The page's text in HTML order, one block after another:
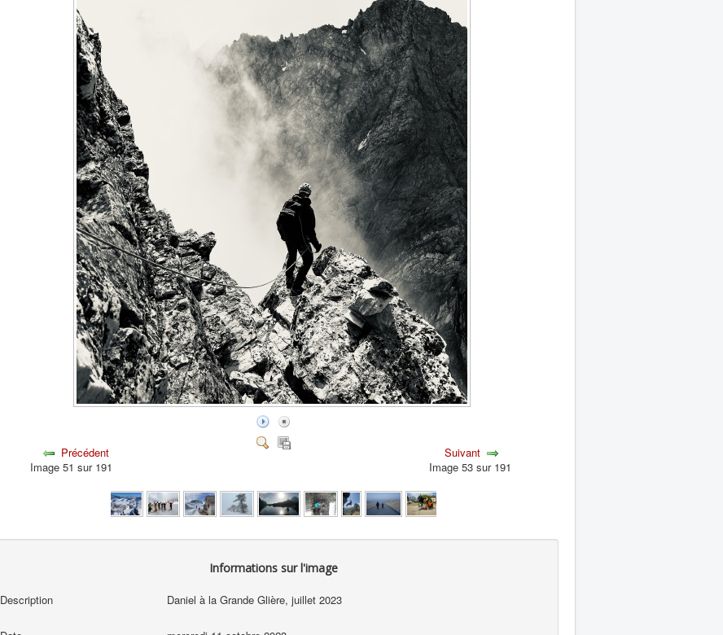
Précédent
Image 51 sur 191
Suivant
Image 53 sur 191
Informations sur l'image
Description Daniel à la Grande Glière, juillet 2023